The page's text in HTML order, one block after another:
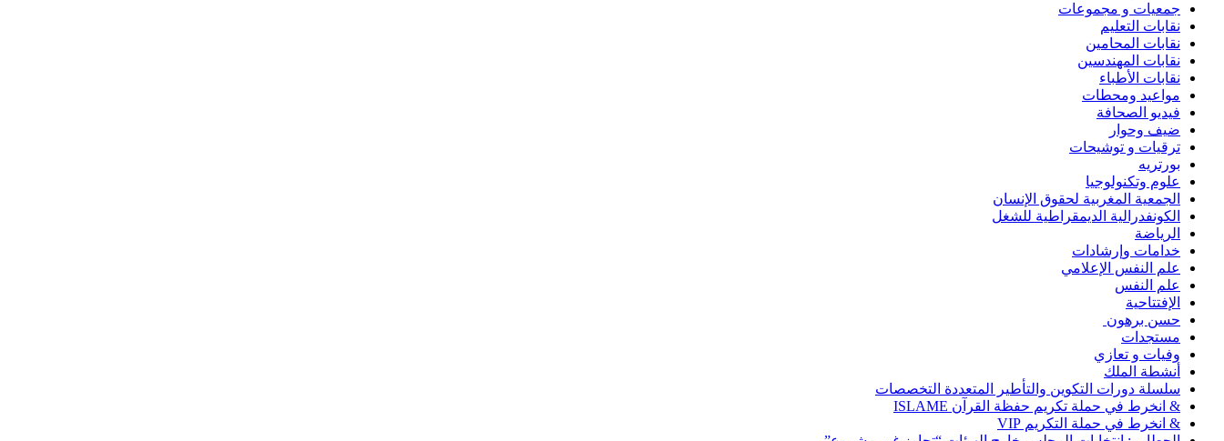
جمعيات و مجموعات
نقابات التعليم
نقابات المحامين
نقابات المهندسين
نقابات الأطباء
مواعيد ومحطات
فيديو الصحافة
ضيف وحوار
ترقيات و توشيحات
بورتريه
علوم وتكنولوجيا
الجمعية المغربية لحقوق الإنسان
الكونفدرالية الديمقراطية للشغل
الرياضة
خدامات وإرشادات
علم النفس الإعلامي
علم النفس
الإفتتاحية
حسن برهون
مستجدات
وفيات و تعازي
أنشطة الملك
سلسلة دورات التكوين والتأطير المتعددة التخصصات
& انخرط في حملة تكريم حفظة القرآن ISLAME
& انخرط في حملة التكريم VIP